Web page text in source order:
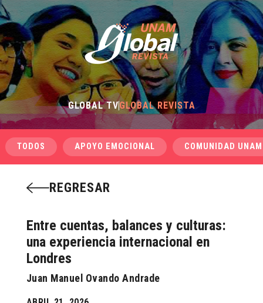
GLOBAL TVGLOBAL REVISTA
TODOS APOYO EMOCIONAL COMUNIDAD UNAM
REGRESAR
Entre cuentas, balances y culturas:
una experiencia internacional en
Londres
Juan Manuel Ovando Andrade